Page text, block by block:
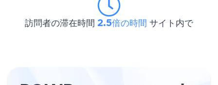
訪問者の滞在時間 2.5倍の時間 サイト内で